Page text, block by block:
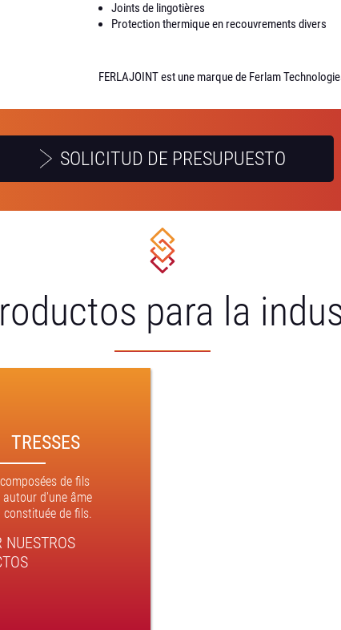
Joints de lingotières
Protection thermique en recouvrements divers
FERLAJOINT est une marque de Ferlam
SOLICITUD DE PRESUPUESTO
para la
TRESSES
de fils
autour d'une âme
constituée de fils.
NUESTROS